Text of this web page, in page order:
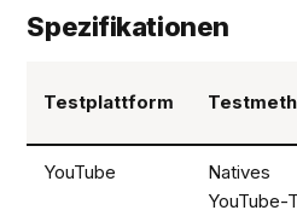
Spezifikationen
Testplattform
YouTube
Natives
YouTube-